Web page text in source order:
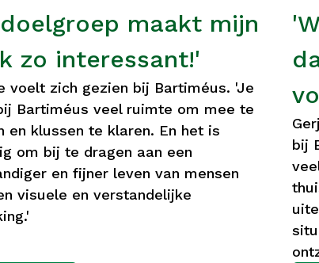
maakt mijn
zo interessant!'
voelt zich gezien bij Bartiméus. 'Je
Bartiméus veel ruimte om mee te
en klussen te klaren. En het is
om bij te dragen aan een
en fijner leven van mensen
visuele en verstandelijke
bij